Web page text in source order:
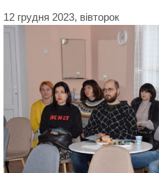
12 грудня 2023, вівторок